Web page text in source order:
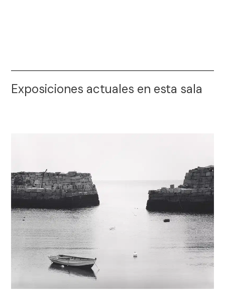
Exposiciones actuales en esta sala